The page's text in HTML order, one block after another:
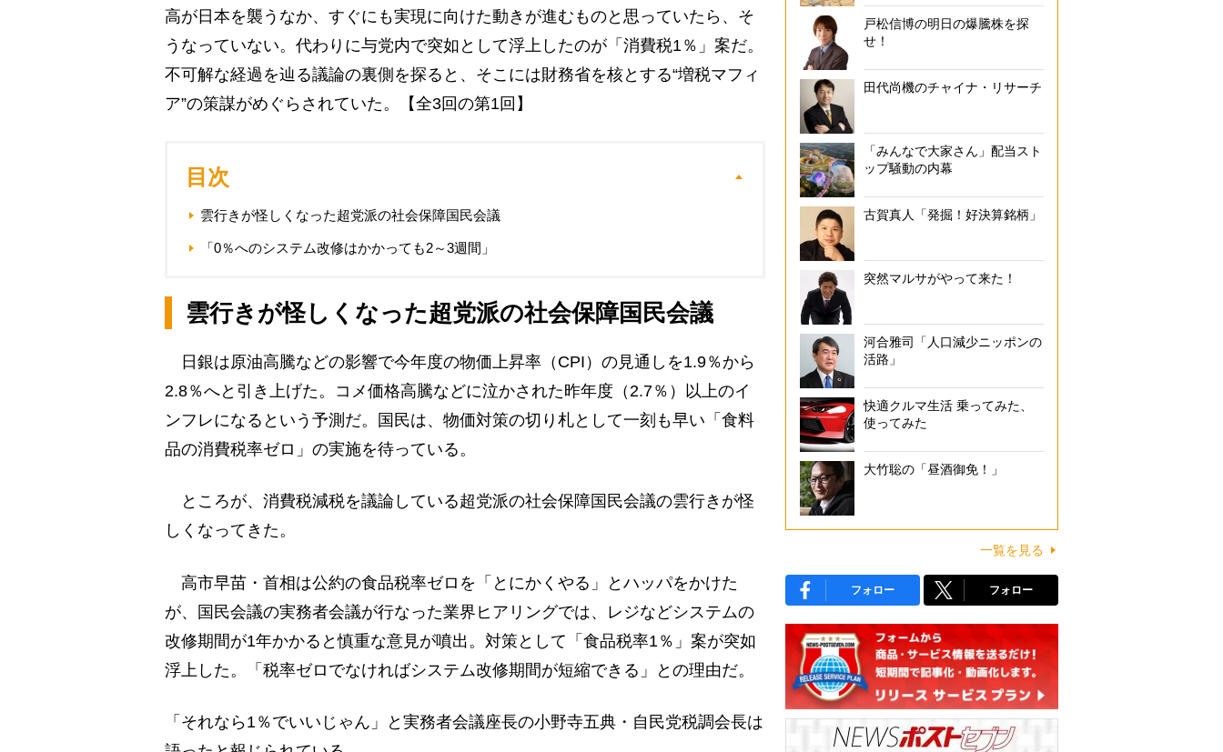
高が日本を襲うなか、すぐにも実現に向けた動きが進むものと思っていたら、そ
うなっていない。代わりに与党内で突如として浮上したのが「消費税1％」案だ。
不可解な経過を辿る議論の裏側を探ると、そこには財務省を核とする“増税マフィ
ア”の策謀がめぐらされていた。【全3回の第1回】
目次
雲行きが怪しくなった超党派の社会保障国民会議
「0％へのシステム改修はかかっても2～3週間」
雲行きが怪しくなった超党派の社会保障国民会議
日銀は原油高騰などの影響で今年度の物価上昇率（CPI）の見通しを1.9％から
2.8％へと引き上げた。コメ価格高騰などに泣かされた昨年度（2.7％）以上のイ
ンフレになるという予測だ。国民は、物価対策の切り札として一刻も早い「食料
品の消費税率ゼロ」の実施を待っている。
ところが、消費税減税を議論している超党派の社会保障国民会議の雲行きが怪
しくなってきた。
高市早苗・首相は公約の食品税率ゼロを「とにかくやる」とハッパをかけた
が、国民会議の実務者会議が行なった業界ヒアリングでは、レジなどシステムの
改修期間が1年かかると慎重な意見が噴出。対策として「食品税率1％」案が突如
浮上した。「税率ゼロでなければシステム改修期間が短縮できる」との理由だ。
「それなら1％でいいじゃん」と実務者会議座長の小野寺五典・自民党税調会長は
戸松信博の明日の爆騰株を探
せ！
田代尚機のチャイナ・リサーチ
「みんなで大家さん」配当スト
ップ騒動の内幕
古賀真人「発掘！好決算銘柄」
突然マルサがやって来た！
河合雅司「人口減少ニッポンの
活路」
快適クルマ生活 乗ってみた、
使ってみた
大竹聡の「昼酒御免！」
一覧を見る
フォロー フォロー